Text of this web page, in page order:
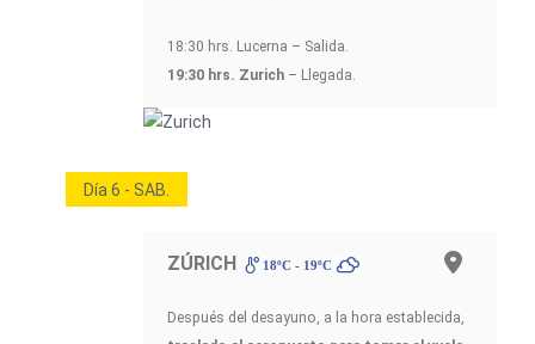
18:30 hrs. Lucerna – Salida.
19:30 hrs. Zurich – Llegada.
Día 6 - SAB.
ZÚRICH 18ºC - 19ºC
Después del desayuno, a la hora establecida,